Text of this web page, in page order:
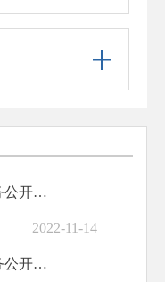
临夏县尹集镇麻莲滩村村务公开标准目录
2022-11-14
临夏县尹集镇卡家滩村村务公开标准目录